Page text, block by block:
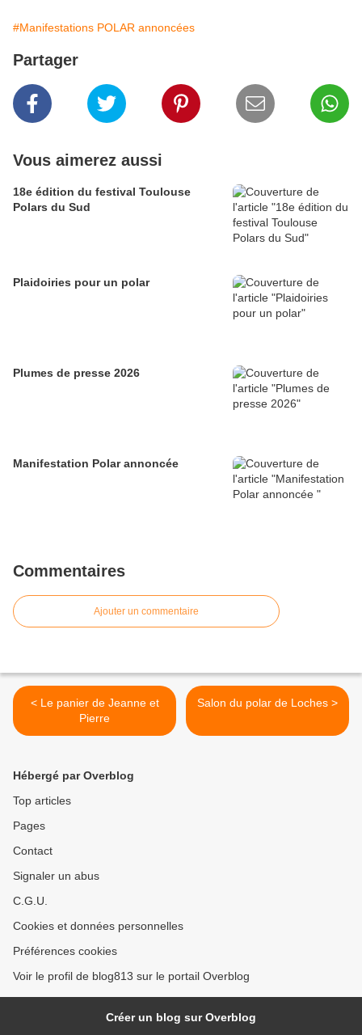
#Manifestations POLAR annoncées
Partager
Vous aimerez aussi
18e édition du festival Toulouse
Polars du Sud
Plaidoiries pour un polar
Plumes de presse 2026
Manifestation Polar annoncée
Commentaires
Ajouter un commentaire
< Le panier de Jeanne et
Pierre
Salon du polar de Loches >
Hébergé par Overblog
Top articles
Pages
Contact
Signaler un abus
C.G.U.
Cookies et données personnelles
Préférences cookies
Voir le profil de blog813 sur le portail Overblog
Créer un blog sur Overblog